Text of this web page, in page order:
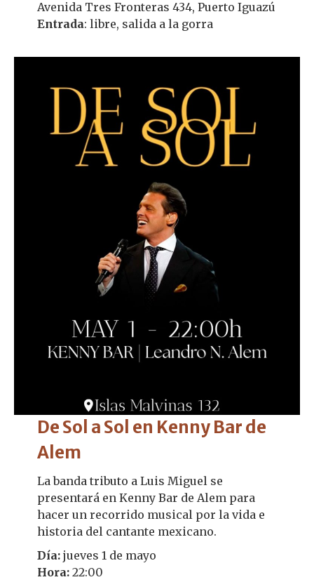
Avenida Tres Fronteras 434, Puerto Iguazú
Entrada: libre, salida a la gorra
De Sol a Sol en Kenny Bar de
Alem
La banda tributo a Luis Miguel se
presentará en Kenny Bar de Alem para
hacer un recorrido musical por la vida e
historia del cantante mexicano.
Día: jueves 1 de mayo
Hora: 22:00